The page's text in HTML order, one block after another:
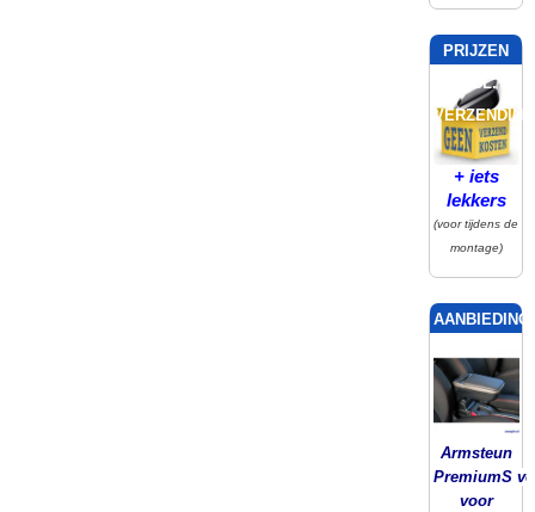
PRIJZEN
INCL.
VERZENDING
+ iets
lekkers
(voor tijdens de
montage)
Armsteun
PremiumS
voor